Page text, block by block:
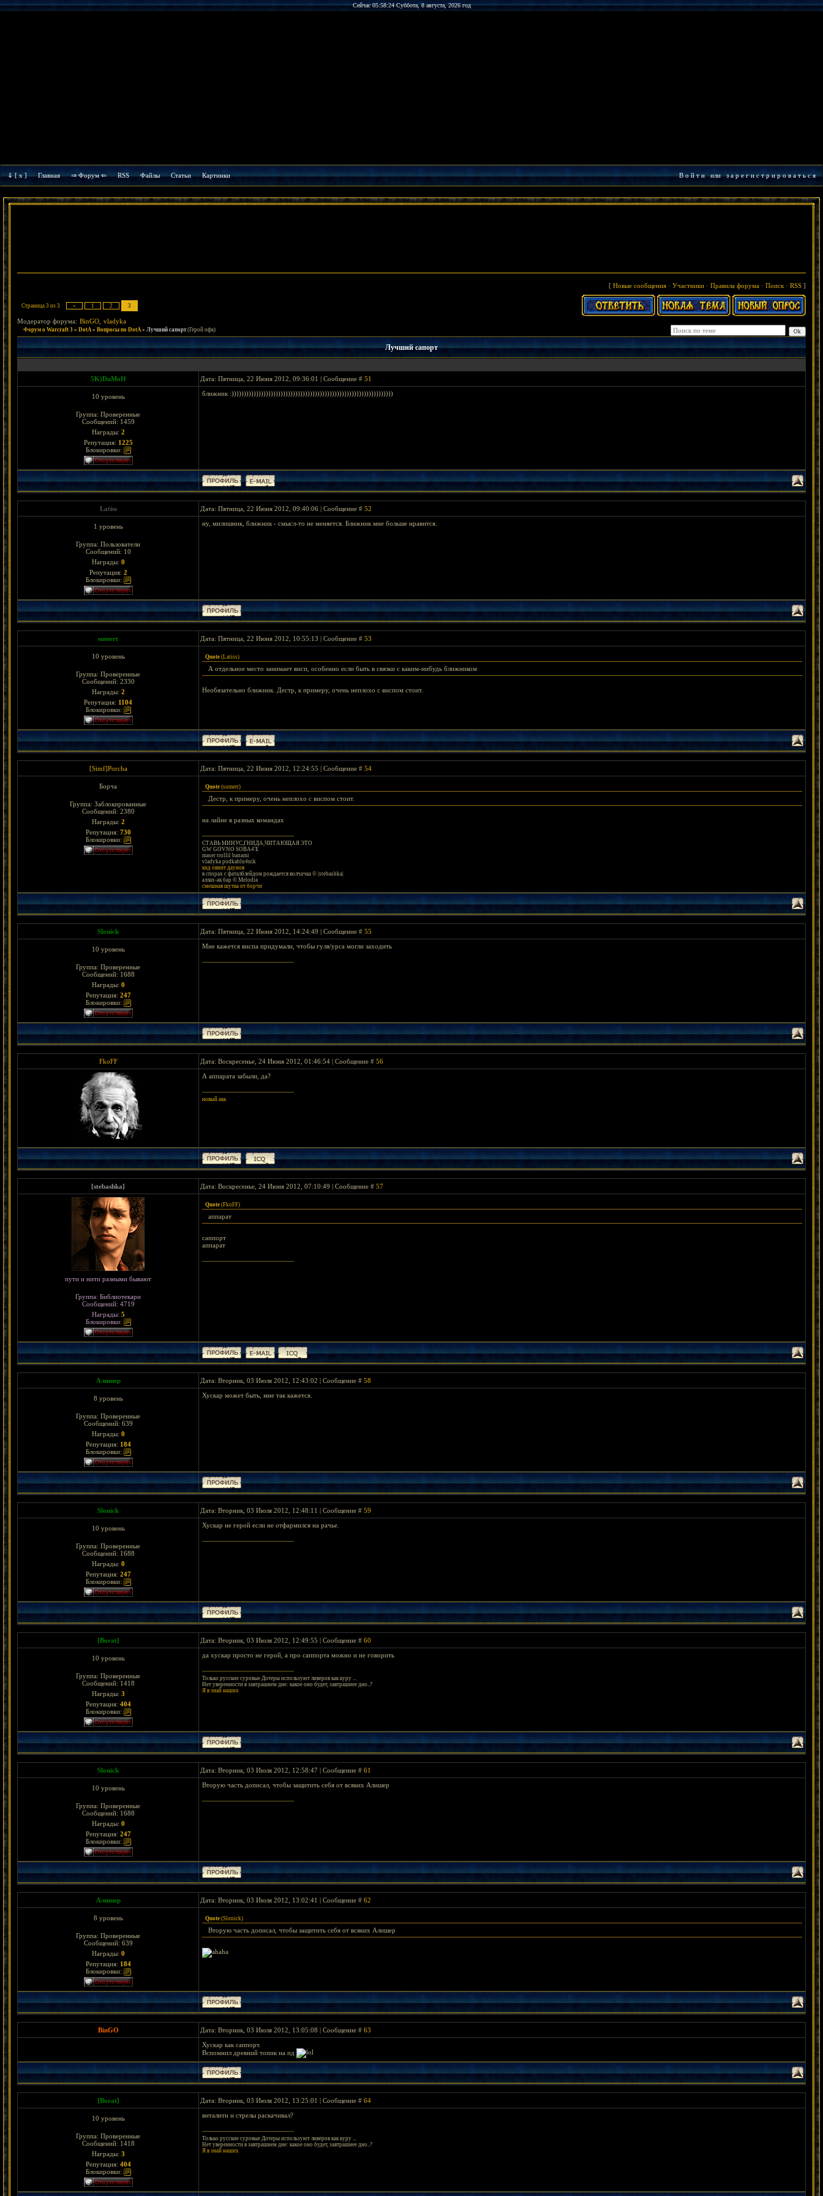
Сейчас 05:58:24 Суббота, 8 августа, 2026 год
⇓ [ x ] Главная ⇒ Форум ⇐ RSS Файлы Cтатьи Картинки В о й т иилиз а р е г и с т р и р о в а т ь с я
[ Новые сообщения · Участники · Правила форума · Поиск · RSS ]
Страница 3 из 3 « 1 2 3
Модератор форума: BinGO vladyka
Форум о Warcraft 3 » DotA » Вопросы по DotA » Лучший сапорт (Герой офк)
Лучший сапорт
5K)DuMoH Дата: Пятница, 22 Июня 2012, 09:36:01 | Сообщение # 51
10 уровень
Группа: Проверенные
Сообщений: 1459
Награды: 2
Репутация: 1225
Блокировки:
ближник :))))))))))))))))))))))))))))))))))))))))))))))))))))))))))))))))))
Latiss Дата: Пятница, 22 Июня 2012, 09:40:06 | Сообщение # 52
1 уровень
Группа: Пользователи
Сообщений: 10
Награды: 0
Репутация: 2
Блокировки:
ну, милишник, ближник - смысл-то не меняется. Ближник мне больше нравится.
sumert Дата: Пятница, 22 Июня 2012, 10:55:13 | Сообщение # 53
10 уровень
Группа: Проверенные
Сообщений: 2330
Награды: 2
Репутация: 1104
Блокировки:
Quote (Latiss)
А отдельное место занимает висп, особенно если быть в связки с каким-нибудь ближником
Необязательно ближник. Дестр, к примеру, очень неплохо с виспом стоит.
[Simf]Porcha Дата: Пятница, 22 Июня 2012, 12:24:55 | Сообщение # 54
Борча
Группа: Заблокированные
Сообщений: 2380
Награды: 2
Репутация: 730
Блокировки:
Quote (sumert)
Дестр, к примеру, очень неплохо с виспом стоит.
на лайне в разных командах
СТАВЬ МИНУС,ГНИДА,ЧИТАЮЩАЯ ЭТО
GW GOVNO SOBA4'E
maser trollil banami
vladyka podkablu4nik
кид овнит даунов
в спорах с фаталблейдом рождается волчачка © |stebashka|
аллах-ак бар © Melodia
смешная шутка от борчи
Slonick Дата: Пятница, 22 Июня 2012, 14:24:49 | Сообщение # 55
10 уровень
Группа: Проверенные
Сообщений: 1688
Награды: 0
Репутация: 247
Блокировки:
Мне кажется виспа придумали, чтобы гуля/урса могли заходить
FkoFF Дата: Воскресенье, 24 Июня 2012, 01:46:54 | Сообщение # 56
А аппарата забыли, да?
новый акк
[stebashka] Дата: Воскресенье, 24 Июня 2012, 07:10:49 | Сообщение # 57
пути и нити разными бывают
Группа: Библиотекари
Сообщений: 4719
Награды: 5
Блокировки:
Quote (FkoFF)
аппарат
саппорт
аппарат
Алишер Дата: Вторник, 03 Июля 2012, 12:43:02 | Сообщение # 58
8 уровень
Группа: Проверенные
Сообщений: 639
Награды: 0
Репутация: 184
Блокировки:
Хускар может быть, мне так кажется.
Slonick Дата: Вторник, 03 Июля 2012, 12:48:11 | Сообщение # 59
10 уровень
Группа: Проверенные
Сообщений: 1688
Награды: 0
Репутация: 247
Блокировки:
Хускар не герой если не отфармился на рачье.
[Borat] Дата: Вторник, 03 Июля 2012, 12:49:55 | Сообщение # 60
10 уровень
Группа: Проверенные
Сообщений: 1418
Награды: 3
Репутация: 404
Блокировки:
да хускар просто не герой, а про саппорта можно и не говорить
Только русские суровые Дотеры используют ливеров как куру ...
Нет уверенности в завтрашнем дне: какое оно будет, завтрашнее дно..?
Я в знай наших
Slonick Дата: Вторник, 03 Июля 2012, 12:58:47 | Сообщение # 61
10 уровень
Группа: Проверенные
Сообщений: 1688
Награды: 0
Репутация: 247
Блокировки:
Вторую часть дописал, чтобы защитить себя от всяких Алишер
Алишер Дата: Вторник, 03 Июля 2012, 13:02:41 | Сообщение # 62
8 уровень
Группа: Проверенные
Сообщений: 639
Награды: 0
Репутация: 184
Блокировки:
Quote (Slonick)
Вторую часть дописал, чтобы защитить себя от всяких Алишер
BinGO Дата: Вторник, 03 Июля 2012, 13:05:08 | Сообщение # 63
Хускар как саппорт.
Вспомнил древний топик на пд
[Borat] Дата: Вторник, 03 Июля 2012, 13:25:01 | Сообщение # 64
10 уровень
Группа: Проверенные
Сообщений: 1418
Награды: 3
Репутация: 404
Блокировки:
виталити и стрелы раскачивал?
Только русские суровые Дотеры используют ливеров как куру ...
Нет уверенности в завтрашнем дне: какое оно будет, завтрашнее дно..?
Я в знай наших